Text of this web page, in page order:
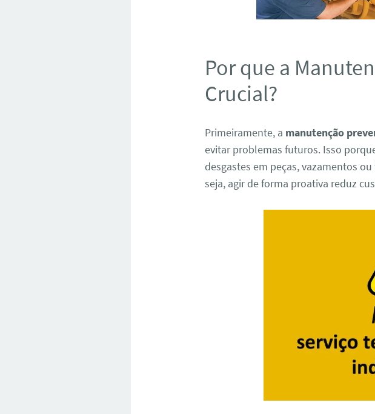
Por que a
Crucial?
Primeiramente, a manutenção
evitar problemas futuros. Isso
desgastes em peças, vazamentos
seja, agir de forma proativa reduz